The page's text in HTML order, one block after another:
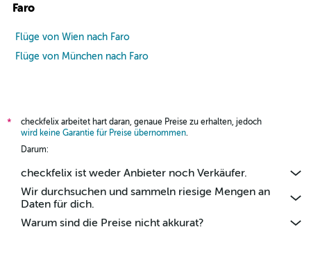
Faro
Flüge von Wien nach Faro
Flüge von München nach Faro
*
checkfelix arbeitet hart daran, genaue Preise zu erhalten, jedoch
wird keine Garantie für Preise übernommen.
Darum:
checkfelix ist weder Anbieter noch Verkäufer.
Wir durchsuchen und sammeln riesige Mengen an
Daten für dich.
Warum sind die Preise nicht akkurat?